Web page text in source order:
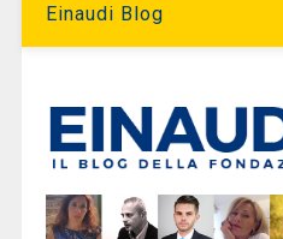
Einaudi Blog